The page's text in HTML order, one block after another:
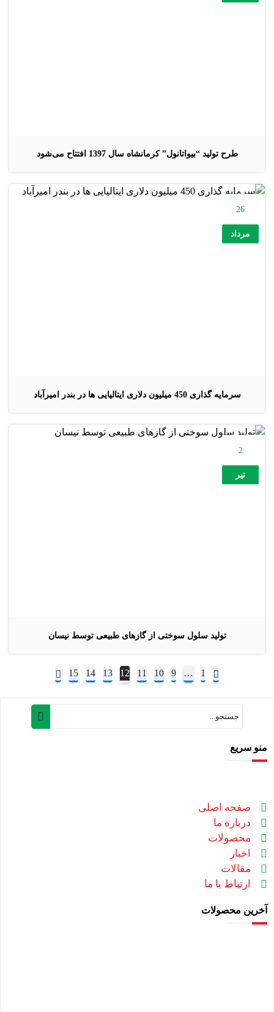
طرح تولید “بیواتانول” کرمانشاه سال 1397 افتتاح می‌شود
سرمایه گذاری 450 میلیون دلاری ایتالیایی ها در بندر امیرآباد
26
مرداد
تولید سلول سوختی از گازهای طبیعی توسط نیسان
2
تیر
1
…
9
10
11
12
13
14
15
منو سریع
صفحه اصلی
درباره ما
محصولات
اخبار
مقالات
ارتباط با ما
آخرین محصولات